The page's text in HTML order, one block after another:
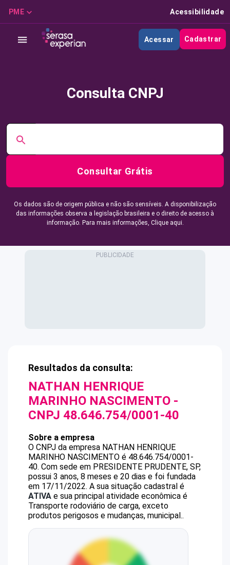
PME Acessibilidade
Acessar Cadastrar
Consulta CNPJ
Consultar Grátis
Os dados são de origem pública e não são sensíveis. A disponibilização
das informações observa a legislação brasileira e o direito de acesso à
informação. Para mais informações, Clique aqui.
Resultados da consulta:
NATHAN HENRIQUE
MARINHO NASCIMENTO -
CNPJ 48.646.754/0001-40
Sobre a empresa
O CNPJ da empresa NATHAN HENRIQUE
MARINHO NASCIMENTO é 48.646.754/0001-
40. Com sede em PRESIDENTE PRUDENTE, SP,
possui 3 anos, 8 meses e 20 dias e foi fundada
em 17/11/2022. A sua situação cadastral é
ATIVA e sua principal atividade econômica é
Transporte rodoviário de carga, exceto
produtos perigosos e mudanças, municipal..